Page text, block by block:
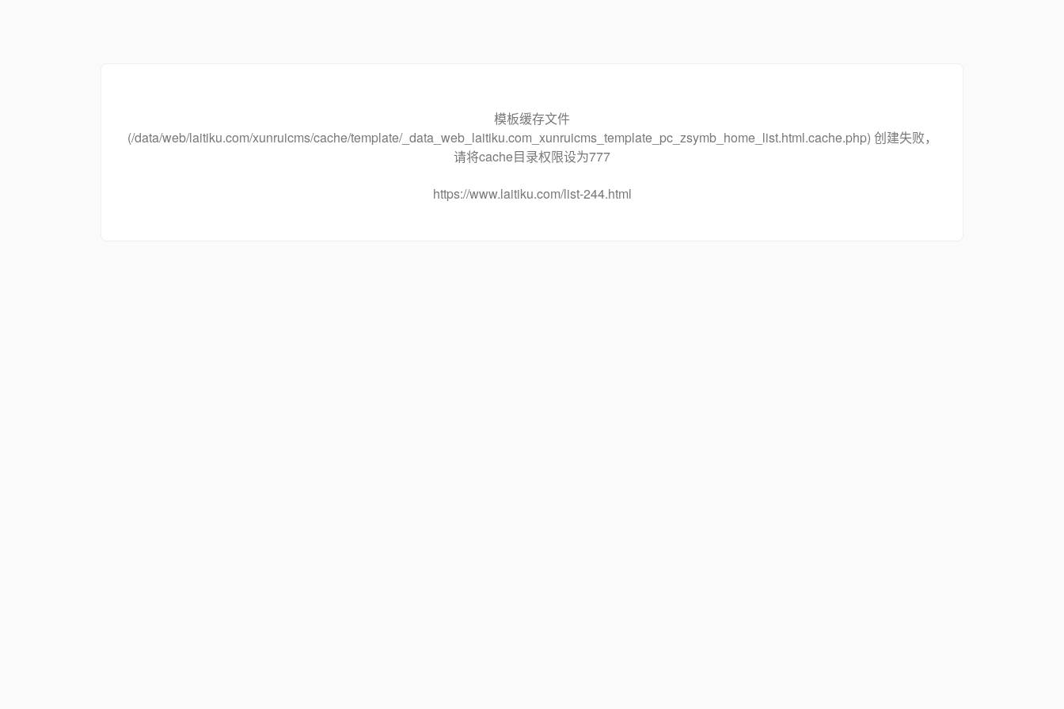
模板缓存文件
(/data/web/laitiku.com/xunruicms/cache/template/_data_web_laitiku.com_xunruicms_template_pc_zsymb_home_list.html.cache.php) 创建失败，
请将cache目录权限设为777
https://www.laitiku.com/list-244.html